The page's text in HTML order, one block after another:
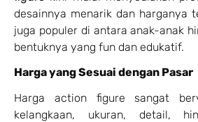
desainnya menarik dan harganya
juga populer di antara anak-anak
bentuknya yang fun dan edukatif.
Harga yang Sesuai dengan Pasar
Harga action figure sangat
kelangkaan, ukuran, detail,